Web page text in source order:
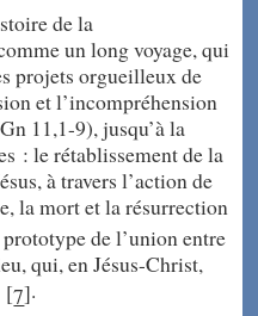
de la
un long voyage, qui
projets orgueilleux de
et l’incompréhension
11,1-9), jusqu’à la
: le rétablissement de la
à travers l’action de
la mort et la résurrection
de l’union entre
qui, en Jésus-Christ,
[7].